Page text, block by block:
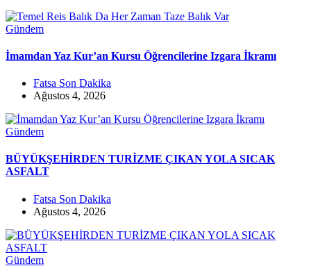
Gündem
İmamdan Yaz Kur’an Kursu Öğrencilerine Izgara İkramı
Fatsa Son Dakika
Ağustos 4, 2026
Gündem
BÜYÜKŞEHİRDEN TURİZME ÇIKAN YOLA SICAK
ASFALT
Fatsa Son Dakika
Ağustos 4, 2026
Gündem